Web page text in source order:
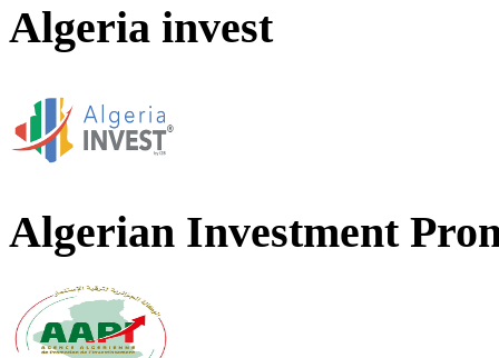
Algeria invest
Algerian Investment